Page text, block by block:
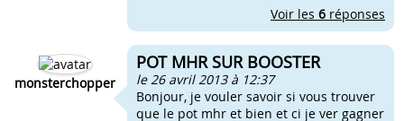
Voir les 6 réponses
monsterchopper
POT MHR SUR BOOSTER
le 26 avril 2013 à 12:37
Bonjour, je vouler savoir si vous trouver
que le pot mhr et bien et ci je ver gagner